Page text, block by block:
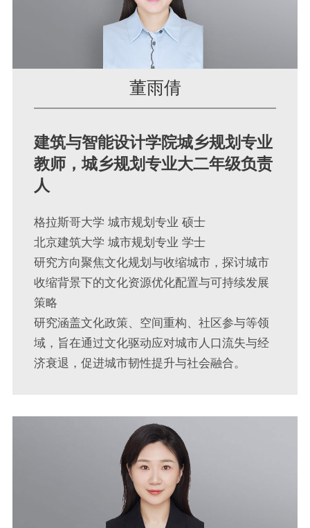
董雨倩
建筑与智能设计学院城乡规划专业
教师，城乡规划专业大二年级负责
人
格拉斯哥大学 城市规划专业 硕士
北京建筑大学 城市规划专业 学士
研究方向聚焦文化规划与收缩城市，探讨城市
收缩背景下的文化资源优化配置与可持续发展
策略
研究涵盖文化政策、空间重构、社区参与等领
域，旨在通过文化驱动应对城市人口流失与经
济衰退，促进城市韧性提升与社会融合。